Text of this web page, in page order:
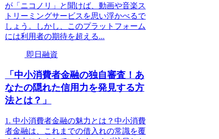
が「ニコノリ」と聞けば、動画や音楽ス
トリーミングサービスを思い浮かべるで
しょう。しかし、このプラットフォーム
には利用者の期待を超える...
即日融資
「中小消費者金融の独自審査！あ
なたの隠れた信用力を発見する方
法とは？」
1. 中小消費者金融の魅力とは？中小消費
者金融は、これまでの借入れの常識を覆